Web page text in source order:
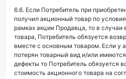
6.6. Если Потребитель при
получил акционный товар по
рамках акции Продавца, то в случаи
товара, Потребитель обязуется
вместе с основным товаром. Если у
потерян товарный вид и/или
дефекты то Потребитель обязуется
стоимость акционного товара на